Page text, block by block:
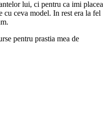
lui, ci pentru ca imi placea
cu ceva model. In rest era la fel
pentru prastia mea de